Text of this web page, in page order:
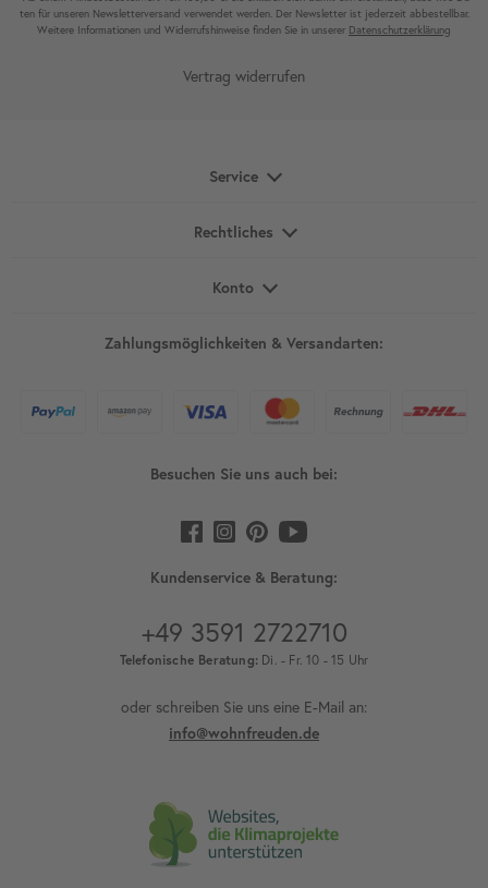
ten für unseren News­letter­versand ver­wen­det werden. Der News­letter ist jeder­zeit ab­bestel­lbar.
Weitere Infor­mationen und Wider­rufshin­weise finden Sie in unserer Daten­schutz­erklärung
Vertrag widerrufen
Service
Rechtliches
Konto
Zahlungsmöglichkeiten & Versandarten:
Besuchen Sie uns auch bei:
Kundenservice & Beratung:
+49 3591 2722710
Telefonische Beratung: Di. - Fr. 10 - 15 Uhr
oder schreiben Sie uns eine E-Mail an:
info@wohnfreuden.de